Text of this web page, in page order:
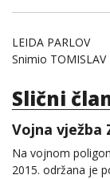
LEIDA PARLOV
Snimio TOMISLAV
Slični
Vojna vježba
Na vojnom
2015. održana je